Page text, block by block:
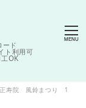
ード
ト利用可
OK
MENU
寿院 風鈴まつり 1